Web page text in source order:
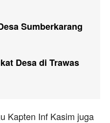
Sumberkarang
Desa di Trawas
Kapten Inf Kasim juga